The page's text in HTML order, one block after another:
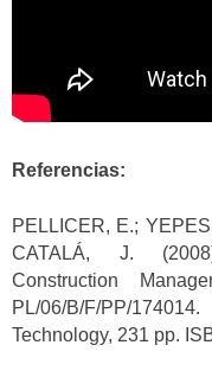
Referencias:
PELLICER, E.;
CATALÁ, J.
Construction
PL/06/B/F/PP/
Technology, 231 pp.